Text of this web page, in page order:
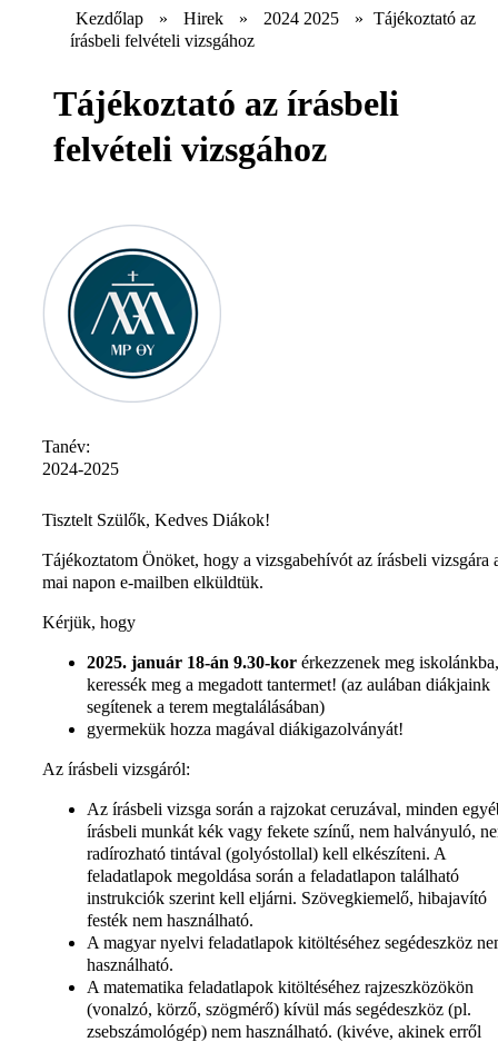
Kezdőlap » Hirek » 2024 2025 » Tájékoztató az
írásbeli felvételi vizsgához
Tájékoztató az írásbeli
felvételi vizsgához
Tanév:
2024-2025
Tisztelt Szülők, Kedves Diákok!
Tájékoztatom Önöket, hogy a vizsgabehívót az írásbeli vizsgára
mai napon e-mailben elküldtük.
Kérjük, hogy
2025. január 18-án 9.30-kor érkezzenek meg
keressék meg a megadott tantermet! (az aulában diákjaink
segítenek a terem megtalálásában)
gyermekük hozza magával diákigazolványát!
Az írásbeli vizsgáról:
Az írásbeli vizsga során a rajzokat ceruzával, minden
írásbeli munkát kék vagy fekete színű, nem halványuló,
radírozható tintával (golyóstollal) kell elkészíteni. A
feladatlapok megoldása során a feladatlapon található
instrukciók szerint kell eljárni. Szövegkiemelő, hibajavító
festék nem használható.
A magyar nyelvi feladatlapok kitöltéséhez segédeszköz
használható.
A matematika feladatlapok kitöltéséhez rajzeszközökön
(vonalzó, körző, szögmérő) kívül más segédeszköz (pl.
zsebszámológép) nem használható. (kivéve, akinek erről